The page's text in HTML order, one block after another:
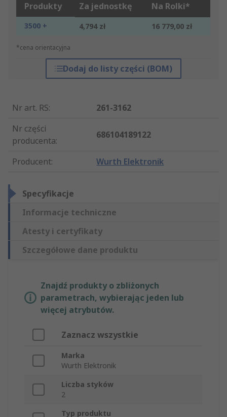
Produkty Za jednostkę Na Rolki*
3500 + 4,794 zł 16 779,00 zł
*cena orientacyjna
Dodaj do listy części (BOM)
Nr art. RS:
261-3162
Nr części
producenta:
686104189122
Producent: Wurth Elektronik
Specyfikacje
Informacje techniczne
Atesty i certyfikaty
Szczegółowe dane produktu
Znajdź produkty o zbliżonych
parametrach, wybierając jeden lub
więcej atrybutów.
Zaznacz wszystkie
Marka
Wurth Elektronik
Liczba styków
2
Typ produktu